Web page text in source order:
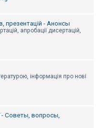
презентацій - Анонсы
апробації дисертацій,
інформація про нові
- Советы, вопросы,